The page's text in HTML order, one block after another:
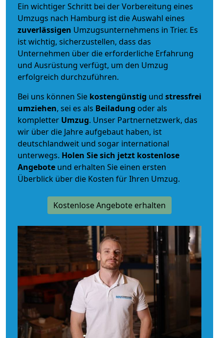
Ein wichtiger Schritt bei der Vorbereitung eines
Umzugs nach Hamburg ist die Auswahl eines
zuverlässigen Umzugsunternehmens in Trier. Es
ist wichtig, sicherzustellen, dass das
Unternehmen über die erforderliche Erfahrung
und Ausrüstung verfügt, um den Umzug
erfolgreich durchzuführen.
Bei uns können Sie kostengünstig und stressfrei
umziehen, sei es als Beiladung oder als
kompletter Umzug. Unser Partnernetzwerk, das
wir über die Jahre aufgebaut haben, ist
deutschlandweit und sogar international
unterwegs. Holen Sie sich jetzt kostenlose
Angebote und erhalten Sie einen ersten
Überblick über die Kosten für Ihren Umzug.
Kostenlose Angebote erhalten